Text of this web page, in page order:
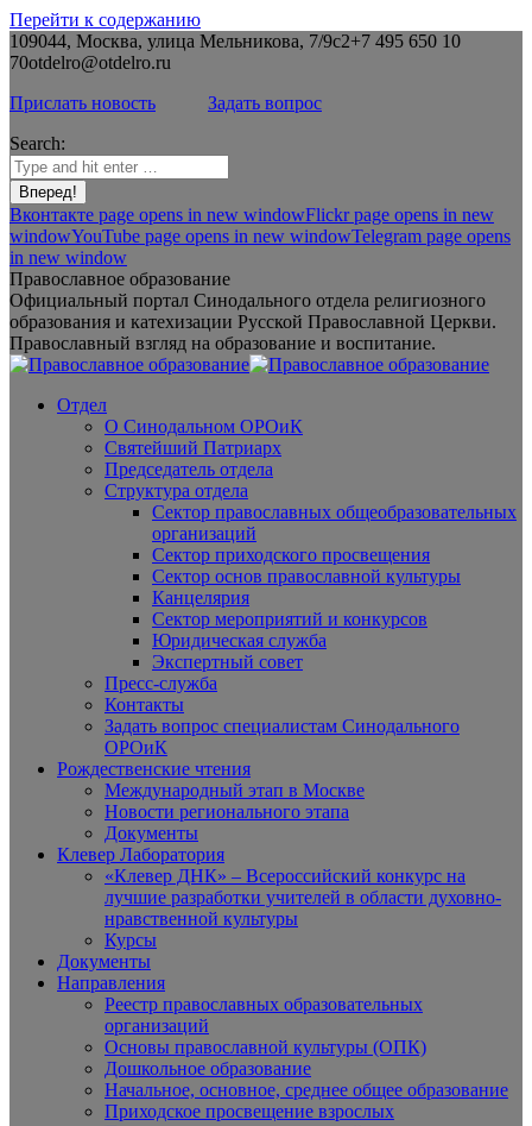
Перейти к содержанию
109044, Москва, улица Мельникова, 7/9с2+7 495 650 10
70otdelro@otdelro.ru
Прислать новость
Задать вопрос
Search:
Вконтакте page opens in new windowFlickr page opens in new
windowYouTube page opens in new windowTelegram page opens
in new window
Православное образование
Официальный портал Синодального отдела религиозного
образования и катехизации Русской Православной Церкви.
Православный взгляд на образование и воспитание.
Отдел
О Синодальном ОРОиК
Святейший Патриарх
Председатель отдела
Структура отдела
Сектор православных общеобразовательных
организаций
Сектор приходского просвещения
Сектор основ православной культуры
Канцелярия
Сектор мероприятий и конкурсов
Юридическая служба
Экспертный совет
Пресс-служба
Контакты
Задать вопрос специалистам Синодального
ОРОиК
Рождественские чтения
Международный этап в Москве
Новости регионального этапа
Документы
Клевер Лаборатория
«Клевер ДНК» – Всероссийский конкурс на
лучшие разработки учителей в области духовно-
нравственной культуры
Курсы
Документы
Направления
Реестр православных образовательных
организаций
Основы православной культуры (ОПК)
Дошкольное образование
Начальное, основное, среднее общее образование
Приходское просвещение взрослых